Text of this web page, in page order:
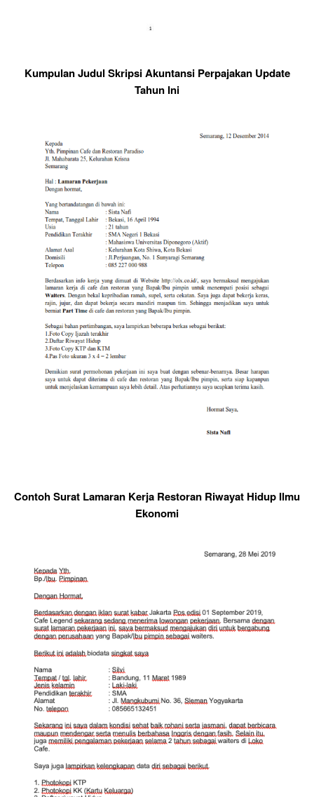
Kumpulan Judul Skripsi Akuntansi Perpajakan Update
Tahun Ini
Contoh Surat Lamaran Kerja Restoran Riwayat Hidup Ilmu
Ekonomi